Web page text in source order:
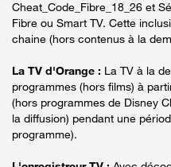
Cheat_Code_Fibre_18_26 et
Fibre ou Smart TV. Cette
chaine (hors contenus à la
La TV d'Orange : La TV à la
programmes (hors films) à
(hors programmes de Disney
la diffusion) pendant une
programme).